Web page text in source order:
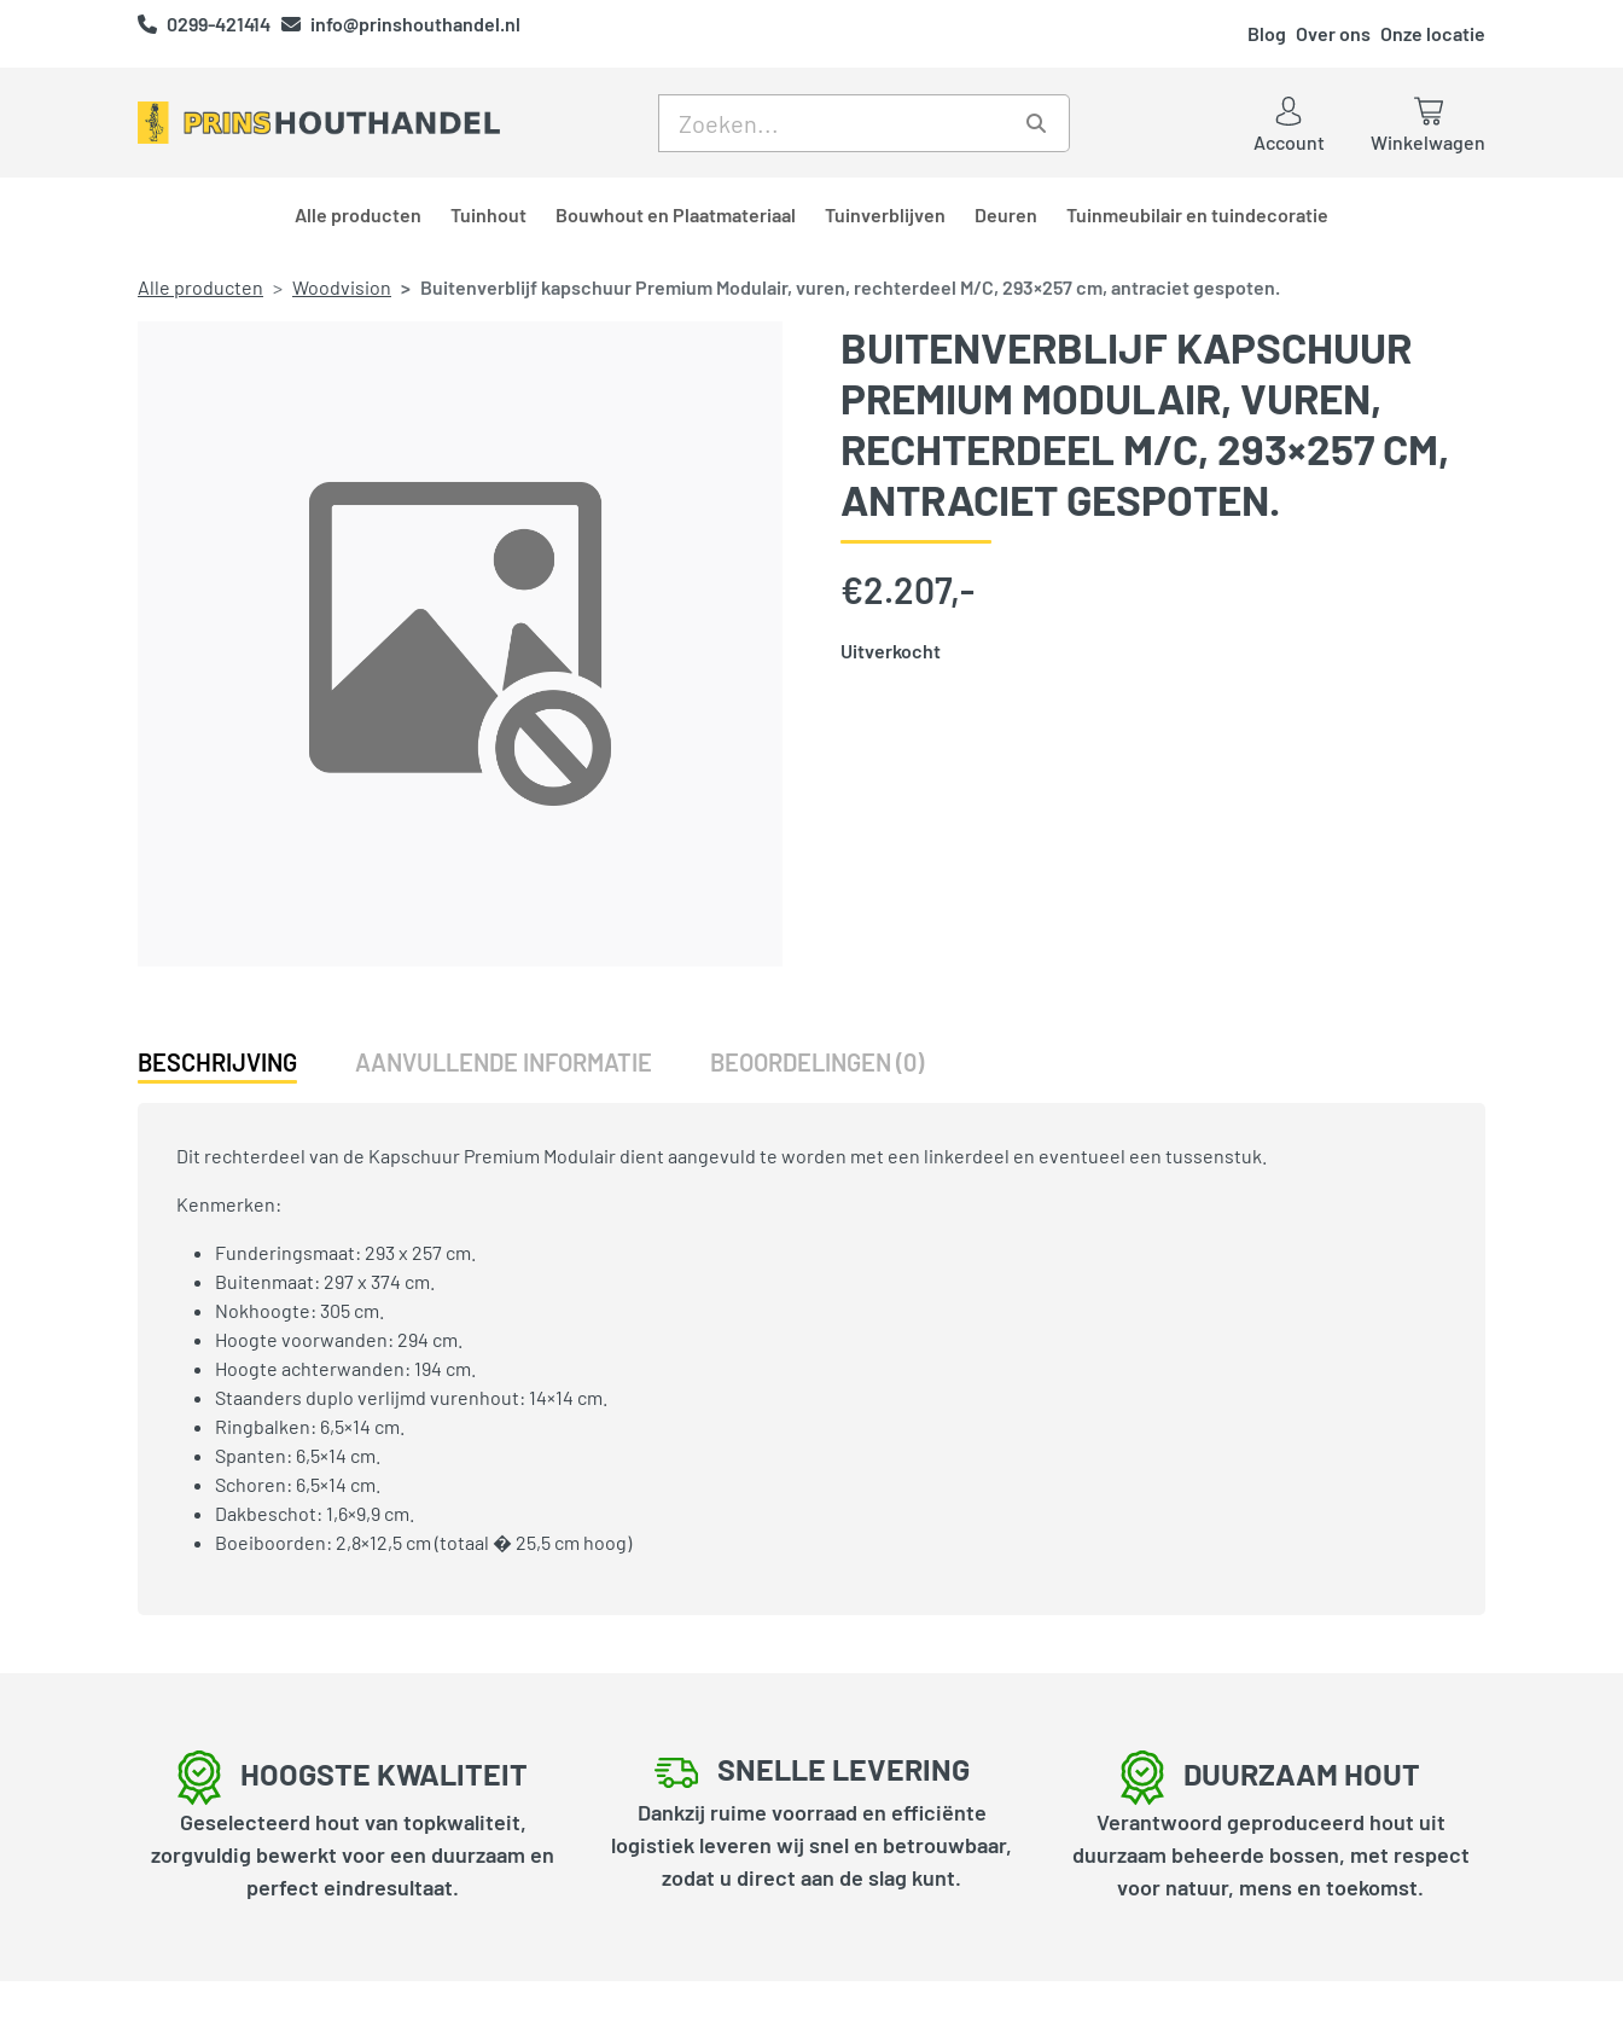
0299-421414 info@prinshouthandel.nl Blog Over ons Onze locatie
Account
Winkelwagen
Alle producten Tuinhout Bouwhout en Plaatmateriaal Tuinverblijven Deuren Tuinmeubilair en tuindecoratie
Alle producten Woodvision Buitenverblijf kapschuur Premium Modulair, vuren, rechterdeel M/C, 293×257 cm, antraciet gespoten.
BUITENVERBLIJF KAPSCHUUR
PREMIUM MODULAIR, VUREN,
RECHTERDEEL M/C, 293×257 CM,
ANTRACIET GESPOTEN.
€2.207,-
Uitverkocht
BESCHRIJVING AANVULLENDE INFORMATIE BEOORDELINGEN (0)
Dit rechterdeel van de Kapschuur Premium Modulair dient aangevuld te worden met een linkerdeel en eventueel een tussenstuk.
Kenmerken:
Funderingsmaat: 293 x 257 cm.
Buitenmaat: 297 x 374 cm.
Nokhoogte: 305 cm.
Hoogte voorwanden: 294 cm.
Hoogte achterwanden: 194 cm.
Staanders duplo verlijmd vurenhout: 14×14 cm.
Ringbalken: 6,5×14 cm.
Spanten: 6,5×14 cm.
Schoren: 6,5×14 cm.
Dakbeschot: 1,6×9,9 cm.
Boeiboorden: 2,8×12,5 cm (totaal � 25,5 cm hoog)
HOOGSTE KWALITEIT
Geselecteerd hout van topkwaliteit,
zorgvuldig bewerkt voor een duurzaam en
perfect eindresultaat.
SNELLE LEVERING
Dankzij ruime voorraad en efficiënte
logistiek leveren wij snel en betrouwbaar,
zodat u direct aan de slag kunt.
DUURZAAM HOUT
Verantwoord geproduceerd hout uit
duurzaam beheerde bossen, met respect
voor natuur, mens en toekomst.